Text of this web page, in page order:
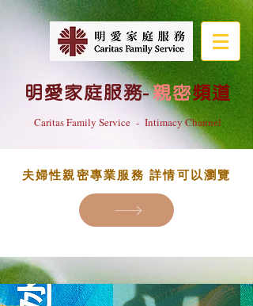
明愛家庭服務-親密頻道
Caritas Family Service - Intimacy Channel
夫婦性親密專業服務 詳情可以瀏覽